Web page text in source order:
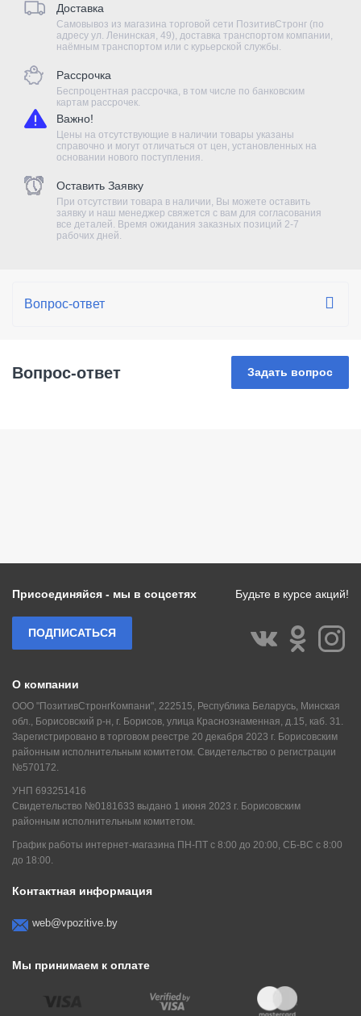
Доставка
Самовывоз из магазина торговой сети ПозитивСтронг (по
адресу ул. Ленинская, 49), доставка транспортом компании,
наёмным транспортом или с курьерской службы.
Рассрочка
Беспроцентная рассрочка, в том числе по банковским
картам рассрочек.
Важно!
Цены на отсутствующие в наличии товары указаны
справочно и могут отличаться от цен, установленных на
основании нового поступления.
Оставить Заявку
При отсутствии товара в наличии, Вы можете оставить
заявку и наш менеджер свяжется с вам для согласования
все деталей. Время ожидания заказных позиций 2-7
рабочих дней.
Вопрос-ответ Задать вопрос
Мы принимаем к оплате
Контактная информация
web@vpozitive.by
О компании
ООО "ПозитивСтронгКомпани", 222515, Республика Беларусь, Минская
обл., Борисовский р-н, г. Борисов, улица Краснознаменная, д.15, каб. 31.
Зарегистрировано в торговом реестре 20 декабря 2023 г. Борисовским
районным исполнительным комитетом. Свидетельство о регистрации
№570172.
УНП 693251416
Свидетельство №0181633 выдано 1 июня 2023 г. Борисовским
районным исполнительным комитетом.
График работы интернет-магазина ПН-ПТ с 8:00 до 20:00, СБ-ВС с 8:00
до 18:00.
Присоединяйся - мы в соцсетях Будьте в курсе акций!
ПОДПИСАТЬСЯ